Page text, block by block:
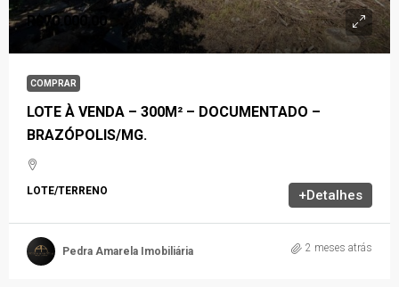
R$70.000,00
COMPRAR
LOTE À VENDA – 300M² – DOCUMENTADO –
BRAZÓPOLIS/MG.
LOTE/TERRENO +Detalhes
Pedra Amarela Imobiliária 2 meses atrás